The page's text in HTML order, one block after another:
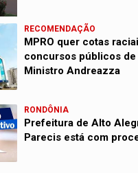
RECOMENDAÇÃO
MPRO quer cotas
concursos públicos de
Ministro Andreazza
RONDÔNIA
Prefeitura de Alto
Parecis está com